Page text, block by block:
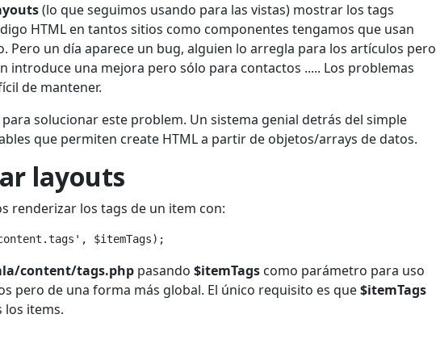
(lo que seguimos usando para las vistas) mostrar los tags
HTML en tantos sitios como componentes tengamos que usan
Pero un día aparece un bug, alguien lo arregla para los artículos pero
introduce una mejora pero sólo para contactos ..... Los problemas
de mantener.
para solucionar este problem. Un sistema genial detrás del simple
que permiten create HTML a partir de objetos/arrays de datos.
layouts
renderizar los tags de un item con:
$itemTags);
content/tags.php pasando $itemTags como parámetro para uso
pero de una forma más global. El único requisito es que$itemTags
los items.